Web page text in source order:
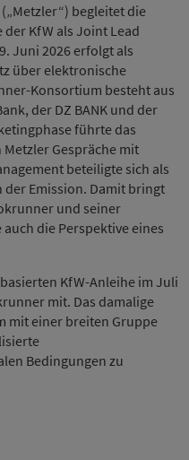
(„Metzler“) begleitet die
KfW als Joint Lead
Juni 2026 erfolgt als
über elektronische
Konsortium besteht aus
der DZ BANK und der
führte das
Gespräche mit
beteiligte sich als
Emission. Damit bringt
und seiner
die Perspektive eines
KfW-Anleihe im Juli
mit. Das damalige
mit einer breiten Gruppe
Bedingungen zu